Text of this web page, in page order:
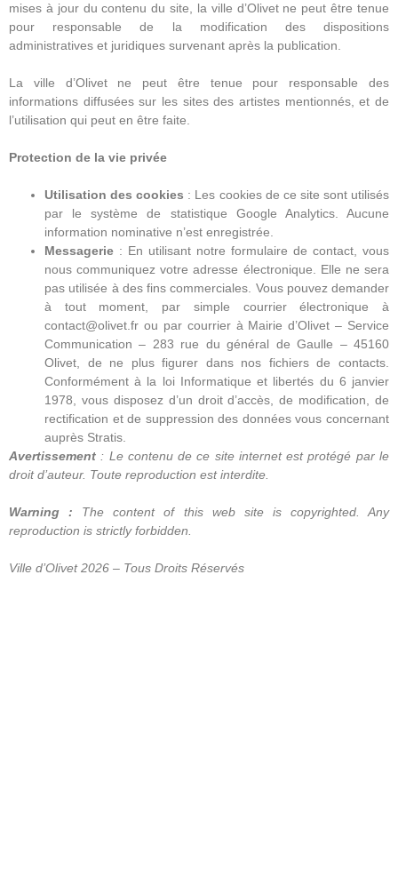
mises à jour du contenu du site, la ville d’Olivet ne peut être tenue
pour responsable de la modification des dispositions
administratives et juridiques survenant après la publication.
La ville d’Olivet ne peut être tenue pour responsable des
informations diffusées sur les sites des artistes mentionnés, et de
l’utilisation qui peut en être faite.
Protection de la vie privée
Utilisation des cookies : Les cookies de ce site sont utilisés
par le système de statistique Google Analytics. Aucune
information nominative n’est enregistrée.
Messagerie : En utilisant notre formulaire de contact, vous
nous communiquez votre adresse électronique. Elle ne sera
pas utilisée à des fins commerciales. Vous pouvez demander
à tout moment, par simple courrier électronique à
contact@olivet.fr ou par courrier à Mairie d’Olivet – Service
Communication – 283 rue du général de Gaulle – 45160
Olivet, de ne plus figurer dans nos fichiers de contacts.
Conformément à la loi Informatique et libertés du 6 janvier
1978, vous disposez d’un droit d’accès, de modification, de
rectification et de suppression des données vous concernant
auprès Stratis.
Avertissement : Le contenu de ce site internet est protégé par le
droit d’auteur. Toute reproduction est interdite.
Warning : The content of this web site is copyrighted. Any
reproduction is strictly forbidden.
Ville d’Olivet 2026 – Tous Droits Réservés